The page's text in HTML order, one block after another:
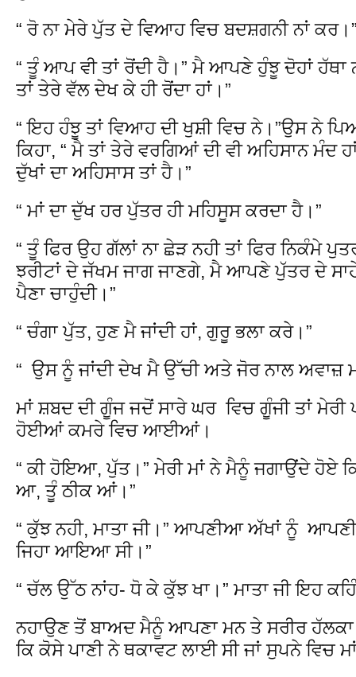
“ ਰੋ ਨਾ ਮੇਰੇ ਪੁੱਤ ਦੇ ਵਿਆਹ ਵਿਚ ਬਦਸ਼ਗਨੀ ਨਾਂ
“ ਤੂੰ ਆਪ ਵੀ ਤਾਂ ਰੋਂਦੀ ਹੈ।” ਮੈ ਆਪਣੇ ਹੁੰਝੂ ਦੋਹਾਂ ਹੱਥਾ
ਤਾਂ ਤੇਰੇ ਵੱਲ ਦੇਖ ਕੇ ਹੀ ਰੋਂਦਾ ਹਾਂ।”
“ ਇਹ ਹੰਝੂ ਤਾਂ ਵਿਆਹ ਦੀ ਖੁਸ਼ੀ ਵਿਚ ਨੇ।”ਉਸ ਨੇ
ਕਿਹਾ, “ ਮੈ ਤਾਂ ਤੇਰੇ ਵਰਗਿਆਂ ਦੀ ਵੀ ਅਹਿਸਾਨ ਮੰਦ
ਦੁੱਖਾਂ ਦਾ ਅਹਿਸਾਸ ਤਾਂ ਹੈ।”
“ ਮਾਂ ਦਾ ਦੁੱਖ ਹਰ ਪੁੱਤਰ ਹੀ ਮਹਿਸੂਸ ਕਰਦਾ ਹੈ।”
“ ਤੂੰ ਫਿਰ ਉਹ ਗੱਲਾਂ ਨਾ ਛੇੜ ਨਹੀ ਤਾਂ ਫਿਰ ਨਿਕੰਮੇ
ਝਰੀਟਾਂ ਦੇ ਜੱਖਮ ਜਾਗ ਜਾਣਗੇ, ਮੈ ਆਪਣੇ ਪੁੱਤਰ ਦੇ
ਪੈਣਾ ਚਾਹੁੰਦੀ।”
“ ਚੰਗਾ ਪੁੱਤ, ਹੁਣ ਮੈ ਜਾਂਦੀ ਹਾਂ, ਗੁਰੂ ਭਲਾ ਕਰੇ।”
“ ਉਸ ਨੂੰ ਜਾਂਦੀ ਦੇਖ ਮੈ ਉੱਚੀ ਅਤੇ ਜੋਰ ਨਾਲ ਅਵਾਜ਼
ਮਾਂ ਸ਼ਬਦ ਦੀ ਗੂੰਜ ਜਦੋਂ ਸਾਰੇ ਘਰ ਵਿਚ ਗੂੰਜੀ ਤਾਂ
ਹੋਈਆਂ ਕਮਰੇ ਵਿਚ ਆਈਆਂ।
“ ਕੀ ਹੋਇਆ, ਪੁੱਤ।” ਮੇਰੀ ਮਾਂ ਨੇ ਮੈਨੂੰ ਜਗਾਉਂਦੇ ਹੋਏ
ਆ, ਤੂੰ ਠੀਕ ਆਂ।”
“ ਕੁੱਝ ਨਹੀ, ਮਾਤਾ ਜੀ।” ਆਪਣੀਆ ਅੱਖਾਂ ਨੂੰ ਆਪਣੀ
ਜਿਹਾ ਆਇਆ ਸੀ।”
“ ਚੱਲ ਉੱਠ ਨਾਂਹ- ਧੋ ਕੇ ਕੁੱਝ ਖਾ।” ਮਾਤਾ ਜੀ ਇਹ
ਨਹਾਉਣ ਤੋਂ ਬਾਅਦ ਮੈਨੂੰ ਆਪਣਾ ਮਨ ਤੇ ਸਰੀਰ
ਕਿ ਕੋਸੇ ਪਾਣੀ ਨੇ ਥਕਾਵਟ ਲਾਈ ਸੀ ਜਾਂ ਸੁਪਨੇ ਵਿਚ